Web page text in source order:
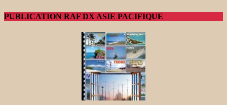
PUBLICATION RAF DX ASIE PACIFIQUE